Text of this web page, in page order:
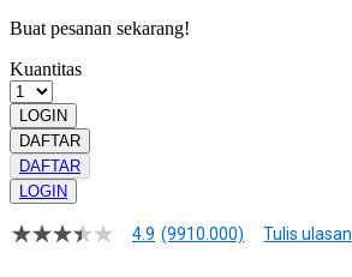
Buat pesanan sekarang!
Kuantitas
LOGIN
DAFTAR
DAFTAR
LOGIN
4.9
4.9 (9910.000) Tulis ulasan